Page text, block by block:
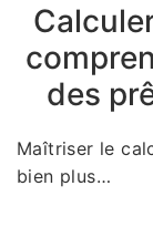
des
Maîtriser le
bien plus…